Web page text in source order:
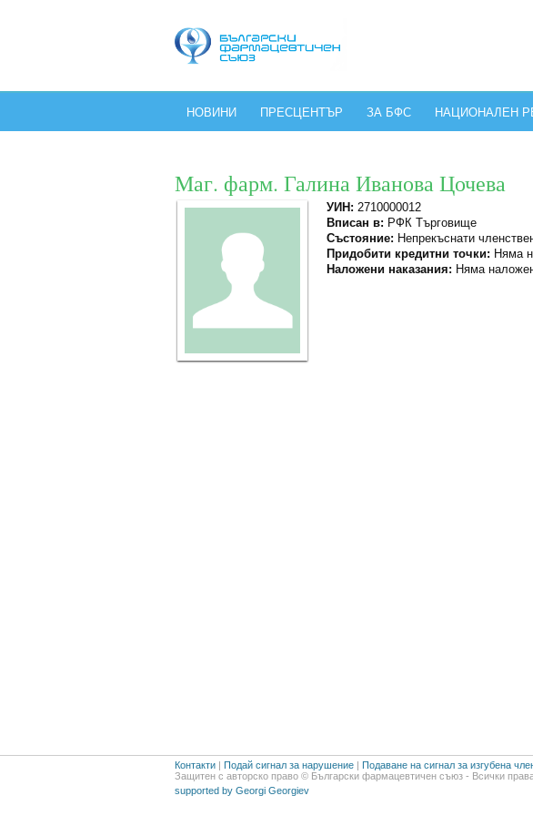
НОВИНИ ПРЕСЦЕНТЪР ЗА БФС НАЦИОНАЛЕН
Маг. фарм. Галина Иванова Цочева
УИН: 2710000012
Вписан в: РФК Търговище
Състояние: Непрекъснати
Придобити кредитни точки: Няма
Наложени наказания: Няма
Контакти | Подай сигнал за нарушение | Подаване на сигнал за изгубена
Защитен с авторско право © Български фармацевтичен съюз - Всички права
supported by Georgi Georgiev